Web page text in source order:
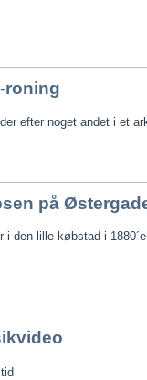
roning
efter noget andet i et
på
i den lille købstad i